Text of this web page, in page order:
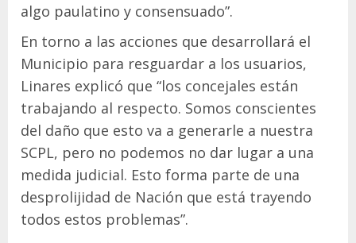
algo paulatino y consensuado”.
En torno a las acciones que desarrollará el
Municipio para resguardar a los usuarios,
Linares explicó que “los concejales están
trabajando al respecto. Somos conscientes
del daño que esto va a generarle a nuestra
SCPL, pero no podemos no dar lugar a una
medida judicial. Esto forma parte de una
desprolijidad de Nación que está trayendo
todos estos problemas”.